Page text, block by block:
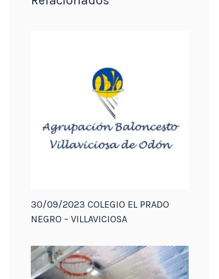
30/09/2023 COLEGIO EL PRADO
NEGRO – VILLAVICIOSA